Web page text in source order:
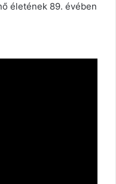
életének 89. évében